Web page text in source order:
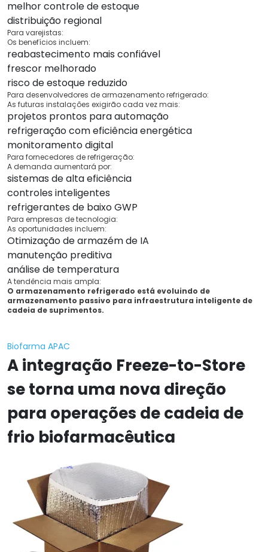
melhor controle de estoque
distribuição regional
Para varejistas:
Os benefícios incluem:
reabastecimento mais confiável
frescor melhorado
risco de estoque reduzido
Para desenvolvedores de armazenamento refrigerado:
As futuras instalações exigirão cada vez mais:
projetos prontos para automação
refrigeração com eficiência energética
monitoramento digital
Para fornecedores de refrigeração:
A demanda aumentará por:
sistemas de alta eficiência
controles inteligentes
refrigerantes de baixo GWP
Para empresas de tecnologia:
As oportunidades incluem:
Otimização de armazém de IA
manutenção preditiva
análise de temperatura
A tendência mais ampla:
O armazenamento refrigerado está evoluindo de
armazenamento passivo para infraestrutura inteligente de
cadeia de suprimentos.
Biofarma APAC
A integração Freeze-to-Store
se torna uma nova direção
para operações de cadeia de
frio biofarmacêutica